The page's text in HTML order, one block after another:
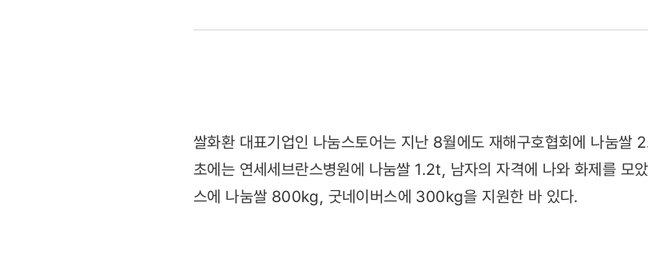
이기스,
쌀
1,400kg
쌀화환 대표기업인 나눔스토어는 지난 8월에도 재해구호협회에 나눔
초에는 연세세브란스병원에 나눔쌀 1.2t, 남자의 자격에 나와 화제를 모
스에 나눔쌀 800kg, 굿네이버스에 300kg을 지원한 바 있다.